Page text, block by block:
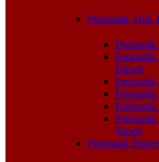
Pnömatik 316L
Pnömatik
Pnömatik
Dirsek
Pnömatik
Pnömatik
Pnömatik
Pnömatik
Nipeli
Pnömatik